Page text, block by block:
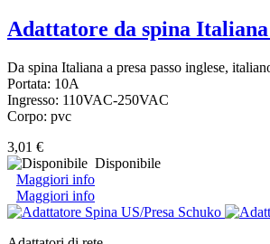
Adattatore da spina
Da spina Italiana a presa passo inglese,
Portata: 10A
Ingresso: 110VAC-250VAC
Corpo: pvc
3,01 €
Disponibile
Maggiori info
Maggiori info